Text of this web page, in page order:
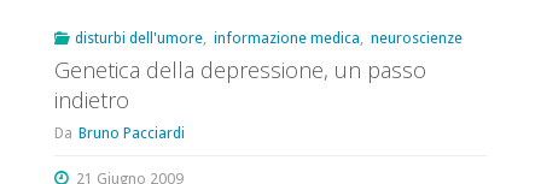
disturbi dell'umore, informazione medica, neuroscienze
Genetica della depressione, un passo
indietro
Da Bruno Pacciardi
21 Giugno 2009